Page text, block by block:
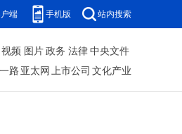
端 手机版 站内搜索
视频 图片 政务 法律 中央文件
路 亚太网 上市公司 文化产业